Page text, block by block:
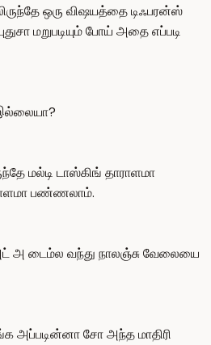
ஒரு விஷயத்தை டிஃபரன்ஸ்
மறுபடியும் போய் அதை எப்படி
மல்டி டாஸ்கிங் தாராளமா
பண்ணலாம்.
அ டைம்ல வந்து நாலஞ்சு வேலையை
அப்படின்னா சோ அந்த மாதிரி